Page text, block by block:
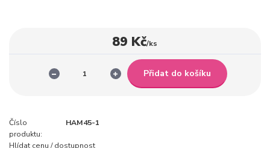
89 Kč/ks
Přidat do košíku
Číslo
produktu:
HAM45-1
Hlídat cenu / dostupnost